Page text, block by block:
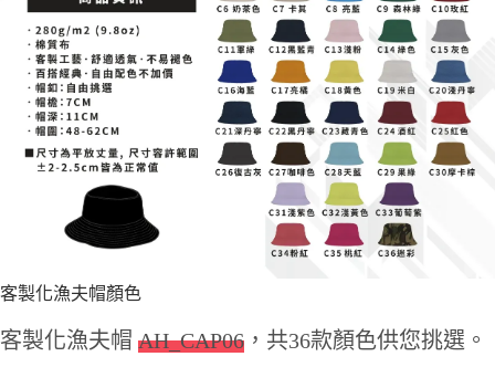
客製化漁夫帽顏色
客製化漁夫帽 AH_CAP06 ，共36款顏色供您挑選。